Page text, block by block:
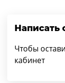
Написать
Чтобы
кабинет